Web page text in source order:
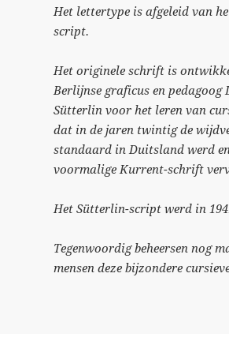
Het lettertype is afgeleid van
script.
Het originele schrift is
Berlijnse graficus en pedagoog
Sütterlin voor het leren van
dat in de jaren twintig de
standaard in Duitsland werd
voormalige Kurrent-schrift
Het Sütterlin-script werd in
Tegenwoordig beheersen nog
mensen deze bijzondere